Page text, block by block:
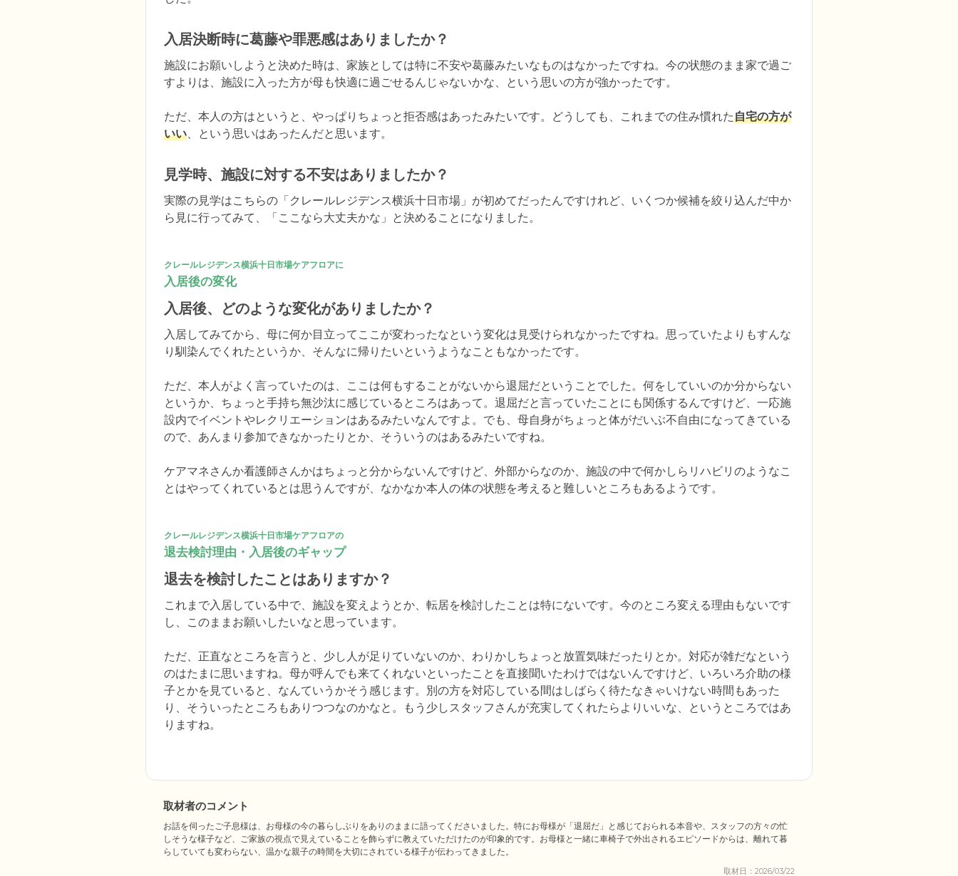
入居決断時に葛藤や罪悪感はありましたか？
施設にお願いしようと決めた時は、家族としては特に不安や葛藤みたいなものはなかったですね。今の状態のまま家で過ご
すよりは、施設に入った方が母も快適に過ごせるんじゃないかな、という思いの方が強かったです。
ただ、本人の方はというと、やっぱりちょっと拒否感はあったみたいです。どうしても、これまでの住み慣れた自宅の方が
いい、という思いはあったんだと思います。
見学時、施設に対する不安はありましたか？
実際の見学はこちらの「クレールレジデンス横浜十日市場」が初めてだったんですけれど、いくつか候補を絞り込んだ中か
ら見に行ってみて、「ここなら大丈夫かな」と決めることになりました。
クレールレジデンス横浜十日市場ケアフロアに
入居後の変化
入居後、どのような変化がありましたか？
入居してみてから、母に何か目立ってここが変わったなという変化は見受けられなかったですね。思っていたよりもすんな
り馴染んでくれたというか、そんなに帰りたいというようなこともなかったです。
ただ、本人がよく言っていたのは、ここは何もすることがないから退屈だということでした。何をしていいのか分からない
というか、ちょっと手持ち無沙汰に感じているところはあって。退屈だと言っていたことにも関係するんですけど、一応施
設内でイベントやレクリエーションはあるみたいなんですよ。でも、母自身がちょっと体がだいぶ不自由になってきている
ので、あんまり参加できなかったりとか、そういうのはあるみたいですね。
ケアマネさんか看護師さんかはちょっと分からないんですけど、外部からなのか、施設の中で何かしらリハビリのようなこ
とはやってくれているとは思うんですが、なかなか本人の体の状態を考えると難しいところもあるようです。
クレールレジデンス横浜十日市場ケアフロアの
退去検討理由・入居後のギャップ
退去を検討したことはありますか？
これまで入居している中で、施設を変えようとか、転居を検討したことは特にないです。今のところ変える理由もないです
し、このままお願いしたいなと思っています。
ただ、正直なところを言うと、少し人が足りていないのか、わりかしちょっと放置気味だったりとか。対応が雑だなという
のはたまに思いますね。母が呼んでも来てくれないといったことを直接聞いたわけではないんですけど、いろいろ介助の様
子とかを見ていると、なんていうかそう感じます。別の方を対応している間はしばらく待たなきゃいけない時間もあった
り、そういったところもありつつなのかなと。もう少しスタッフさんが充実してくれたらよりいいな、というところではあ
りますね。
取材者のコメント
お話を伺ったご子息様は、お母様の今の暮らしぶりをありのままに語ってくださいました。特にお母様が「退屈だ」と感じておられる本音や、スタッフの方々の忙
しそうな様子など、ご家族の視点で見えていることを飾らずに教えていただけたのが印象的です。お母様と一緒に車椅子で外出されるエピソードからは、離れて暮
らしていても変わらない、温かな親子の時間を大切にされている様子が伝わってきました。
取材日：2026/03/22